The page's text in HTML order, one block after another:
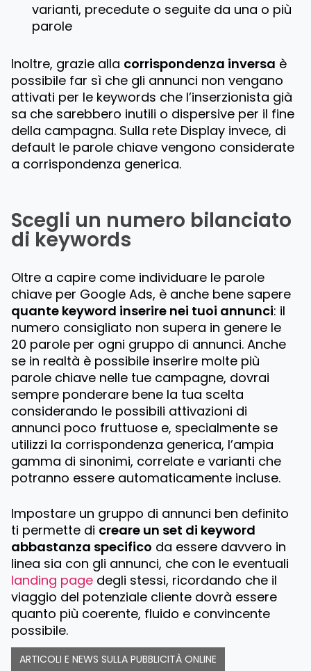
varianti, precedute o seguite da una o più
parole
Inoltre, grazie alla corrispondenza inversa è
possibile far sì che gli annunci non vengano
attivati per le keywords che l’inserzionista già
sa che sarebbero inutili o dispersive per il fine
della campagna. Sulla rete Display invece, di
default le parole chiave vengono considerate
a corrispondenza generica.
Scegli un numero bilanciato
di keywords
Oltre a capire come individuare le parole
chiave per Google Ads, è anche bene sapere
quante keyword inserire nei tuoi annunci: il
numero consigliato non supera in genere le
20 parole per ogni gruppo di annunci. Anche
se in realtà è possibile inserire molte più
parole chiave nelle tue campagne, dovrai
sempre ponderare bene la tua scelta
considerando le possibili attivazioni di
annunci poco fruttuose e, specialmente se
utilizzi la corrispondenza generica, l’ampia
gamma di sinonimi, correlate e varianti che
potranno essere automaticamente incluse.
Impostare un gruppo di annunci ben definito
ti permette di creare un set di keyword
abbastanza specifico da essere davvero in
linea sia con gli annunci, che con le eventuali
landing page degli stessi, ricordando che il
viaggio del potenziale cliente dovrà essere
quanto più coerente, fluido e convincente
possibile.
ARTICOLI E NEWS SULLA PUBBLICITÀ ONLINE